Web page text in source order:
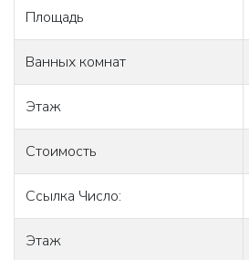
Площадь
Ванных комнат
Этаж
Стоимость
Ссылка Число:
Этаж